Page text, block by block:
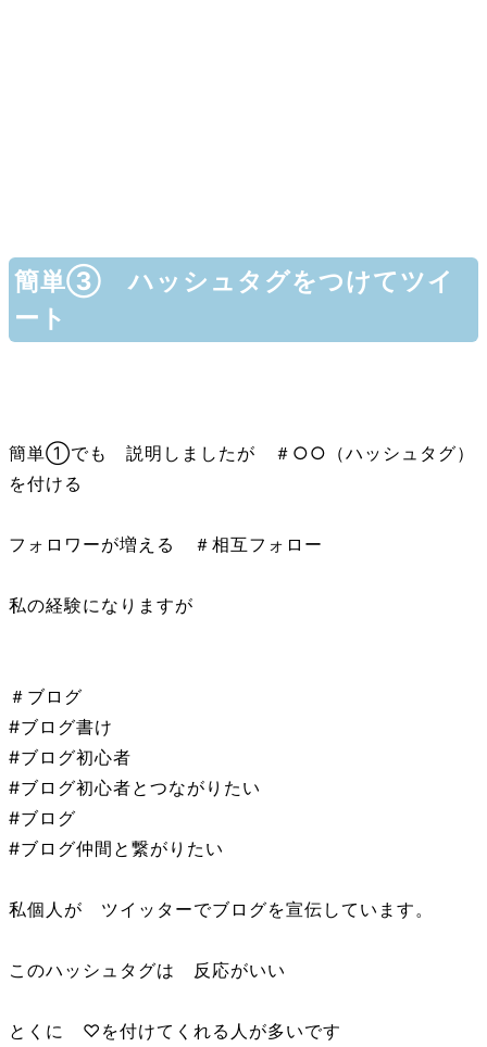
簡単③ ハッシュタグをつけてツイ
ート
簡単①でも 説明しましたが ＃○○（ハッシュタグ）
を付ける
フォロワーが増える ＃相互フォロー
私の経験になりますが
＃ブログ
#ブログ書け
#ブログ初心者
#ブログ初心者とつながりたい
#ブログ
#ブログ仲間と繋がりたい
私個人が ツイッターでブログを宣伝しています。
このハッシュタグは 反応がいい
とくに ♡を付けてくれる人が多いです